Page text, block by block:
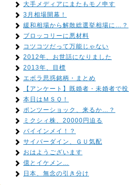
大手メディアにまたもモノ申す
3月相場開幕！
緩和相場から解散総選挙相場に…？
ブロッコリーに悪材料
コツコツだって万能じゃない
2012年、お世話になりました
2013年、目標
エボラ思惑銘柄・まとめ
【アンケート】既婚者・未婚者で
本日はＭＳＱ！
ポンツーショック、来るか…？
ミクシィ株、20000円迫る
バイインメイ！？
サイバーダイン、ＧＵ気配
おはようございます
億とイケメン…
日本、無念の引き分け